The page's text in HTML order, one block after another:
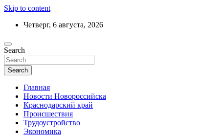
Skip to content
Четверг, 6 августа, 2026
Актуальные новости Новороссийска и
Краснодарского края
Ежедневный дайджест событий региона
Search
Search
Главная
Новости Новороссийска
Краснодарский край
Происшествия
Трудоустройство
Экономика